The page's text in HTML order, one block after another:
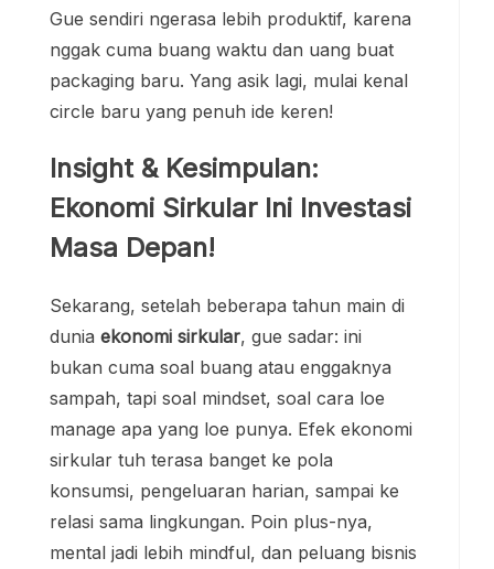
Gue sendiri ngerasa lebih produktif, karena
nggak cuma buang waktu dan uang buat
packaging baru. Yang asik lagi, mulai kenal
circle baru yang penuh ide keren!
Insight & Kesimpulan:
Ekonomi Sirkular Ini Investasi
Masa Depan!
Sekarang, setelah beberapa tahun main di
dunia ekonomi sirkular, gue sadar: ini
bukan cuma soal buang atau enggaknya
sampah, tapi soal mindset, soal cara loe
manage apa yang loe punya. Efek ekonomi
sirkular tuh terasa banget ke pola
konsumsi, pengeluaran harian, sampai ke
relasi sama lingkungan. Poin plus-nya,
mental jadi lebih mindful, dan peluang bisnis